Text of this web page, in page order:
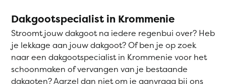
Dakgootspecialist in Krommenie
Stroomt jouw dakgoot na iedere regenbui over? Heb
je lekkage aan jouw dakgoot? Of ben je op zoek
naar een dakgootspecialist in Krommenie voor het
schoonmaken of vervangen van je bestaande
dakgoten? Aarzel dan niet om je aanvraag bij ons